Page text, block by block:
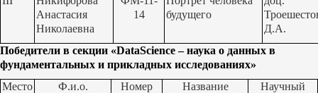
Анастасия
Николаевна
14
будущего
Д.А.
Победители в секции «DataScience– наука о данных в
фундаментальных и прикладных исследованиях»
Место
Ф.и.о.
Номер
Название
Научный